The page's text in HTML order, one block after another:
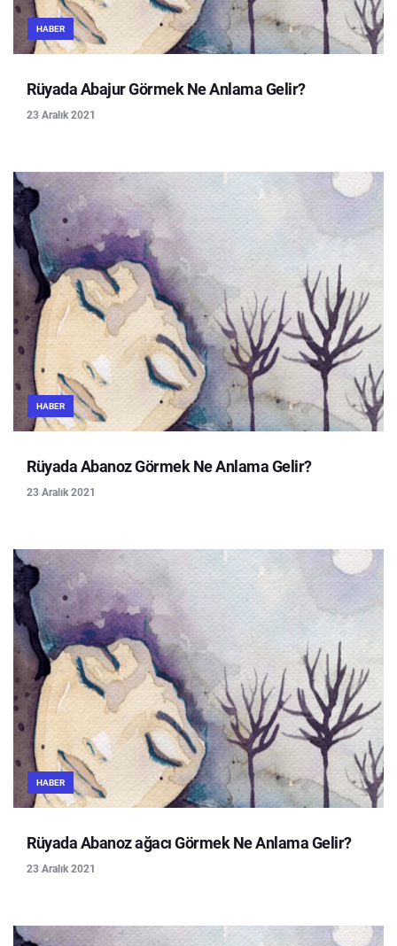
HABER
Rüyada Abajur Görmek Ne Anlama Gelir?
23 Aralık 2021
HABER
Rüyada Abanoz Görmek Ne Anlama Gelir?
23 Aralık 2021
HABER
Rüyada Abanoz ağacı Görmek Ne Anlama Gelir?
23 Aralık 2021